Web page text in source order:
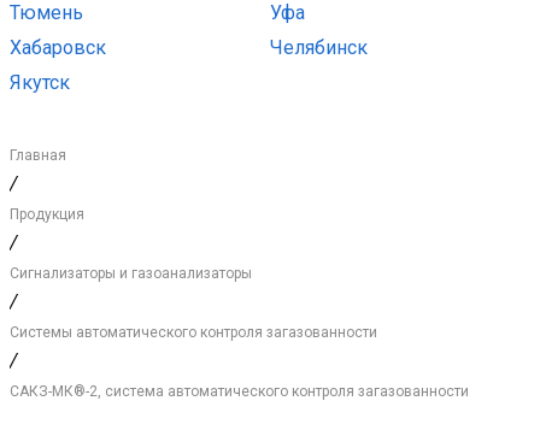
Тюмень
Уфа
Хабаровск
Челябинск
Якутск
Главная
/
Продукция
/
Сигнализаторы и газоанализаторы
/
Системы автоматического контроля загазованности
/
САКЗ-МК®-2, система автоматического контроля загазованности